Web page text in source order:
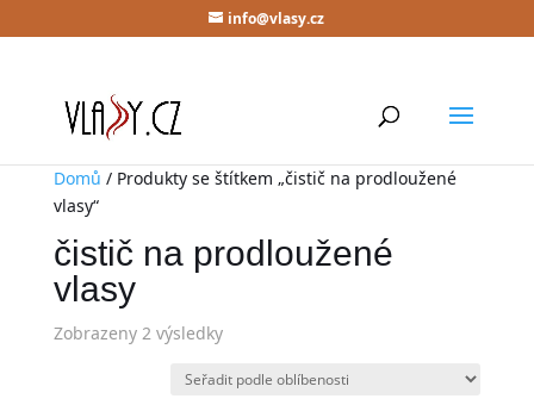
info@vlasy.cz
Domů / Produkty se štítkem „čistič na prodloužené
vlasy“
čistič na prodloužené
vlasy
Zobrazeny 2 výsledky